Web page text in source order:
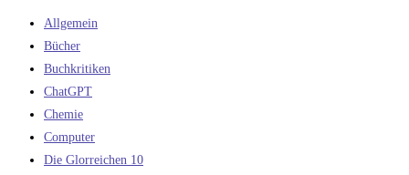
Allgemein
Bücher
Buchkritiken
ChatGPT
Chemie
Computer
Die Glorreichen 10